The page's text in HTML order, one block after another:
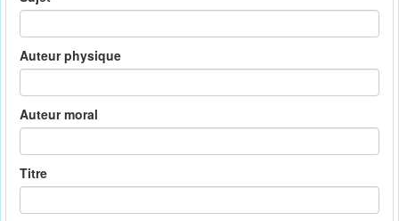
Auteur physique
Auteur moral
Titre